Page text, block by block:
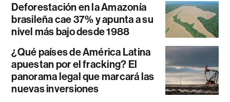
Deforestación en la Amazonía
brasileña cae 37% y apunta a su
nivel más bajo desde 1988
¿Qué países de América Latina
apuestan por el fracking? El
panorama legal que marcará las
nuevas inversiones